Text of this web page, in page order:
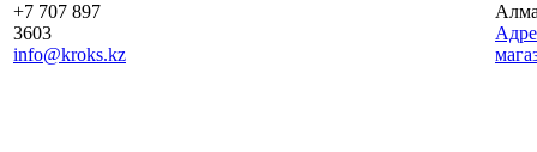
+7 707 897
3603
info@kroks.kz